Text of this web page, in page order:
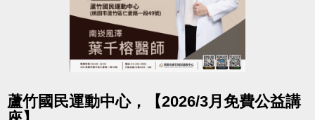
蘆竹國民運動中心，【2026/3月免費公益講